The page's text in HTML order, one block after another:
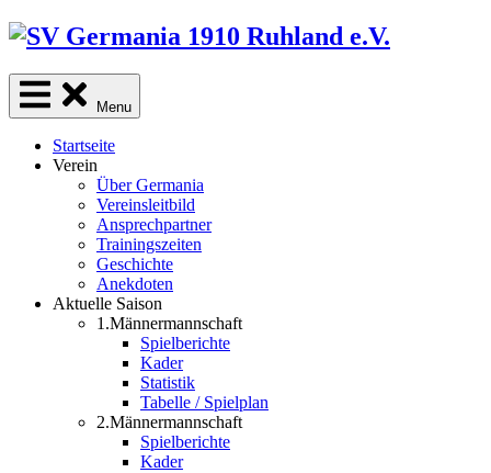
Skip
content
Menu
Startseite
Verein
Über Germania
Vereinsleitbild
Ansprechpartner
Trainingszeiten
Geschichte
Anekdoten
Aktuelle Saison
1.Männermannschaft
Spielberichte
Kader
Statistik
Tabelle / Spielplan
2.Männermannschaft
Spielberichte
Kader